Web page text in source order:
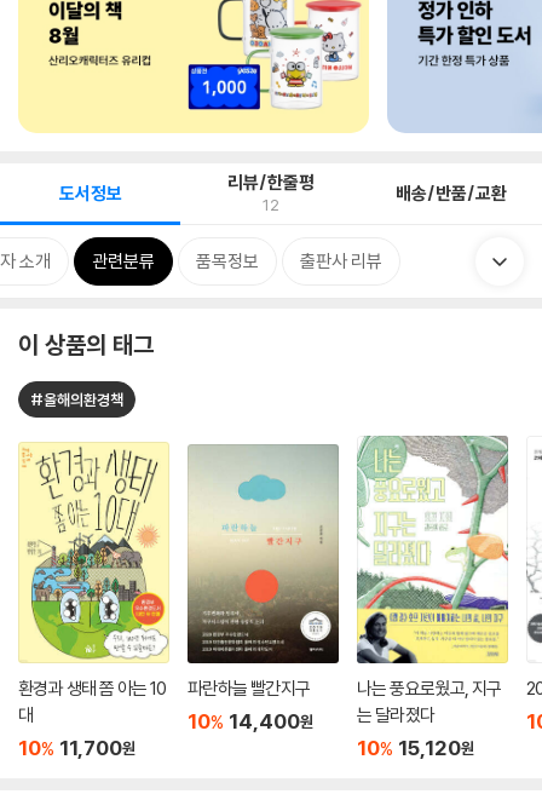
도서정보 리뷰/한줄평
12 배송/반품/교환
소개 관련분류 품목정보 출판사 리뷰
이 상품의 태그
#올해의환경책
환경과 생태 쫌 아는 10
대
10% 11,700원
파란하늘 빨간지구
10% 14,400원
나는 풍요로웠고, 지구
는 달라졌다
10% 15,120원